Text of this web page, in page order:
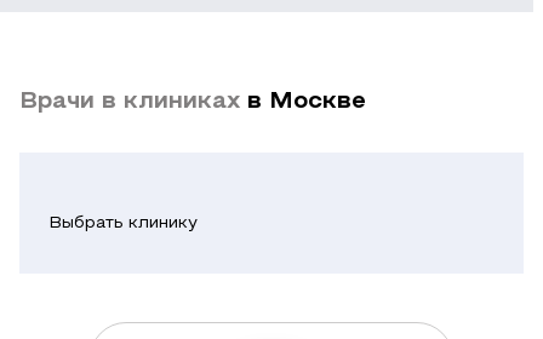
Врачи в клиниках в Москве
Выбрать клинику